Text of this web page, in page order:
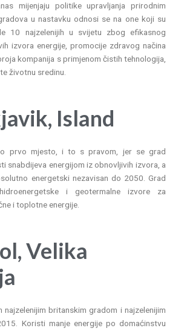
mijenjaju politike upravljanja prirodnim
u nastavku odnosi se na one koji su
10 najzelenijih u svijetu zbog efikasnog
izvora energije, promocije zdravog načina
kompanija s primjenom čistih tehnologija,
životnu sredinu.
Island
prvo mjesto, i to s pravom, jer se grad
snabdijeva energijom iz obnovljivih izvora, a
energetski nezavisan do 2050. Grad
i geotermalne izvore za
i toplotne energije.
Velika
najzelenijim britanskim gradom i najzelenijim
Koristi manje energije po domaćinstvu